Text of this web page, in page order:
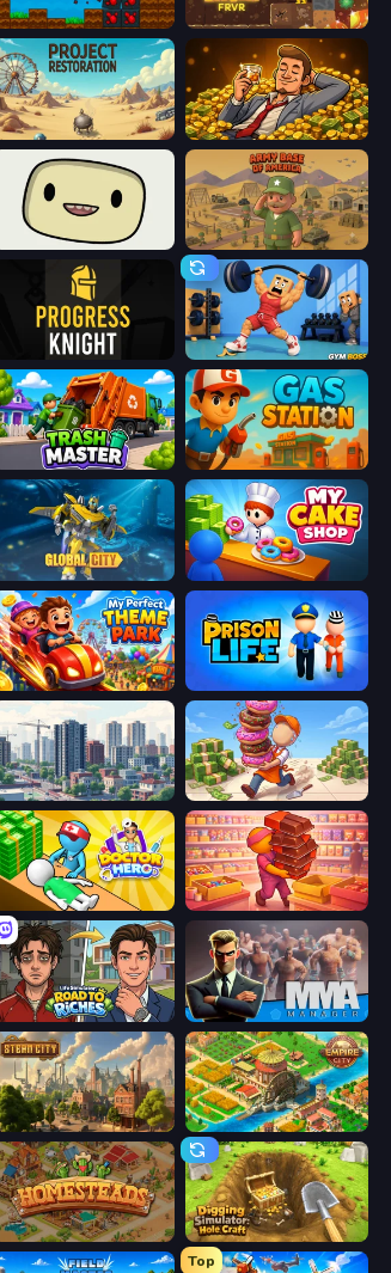
Aqua Miner: Underwater Drilling Game Gold Digger FRVR
Project Restoration Idle Billionaire Tycoon
SuperWEIRD Army Base Of America
Progress Knight Gym Boss
Trash Master Gas Station
Global City My Cake Shop
My Perfect Theme Park Prison Life
SuperCity 3D Donut Place
Doctor Hero Candy Packing Store
Life Simulator: Road to Riches MMA Manager 2
Steam City Empire City
Homesteads: Dream Farm Digging Simulator: Hole Craft
Top